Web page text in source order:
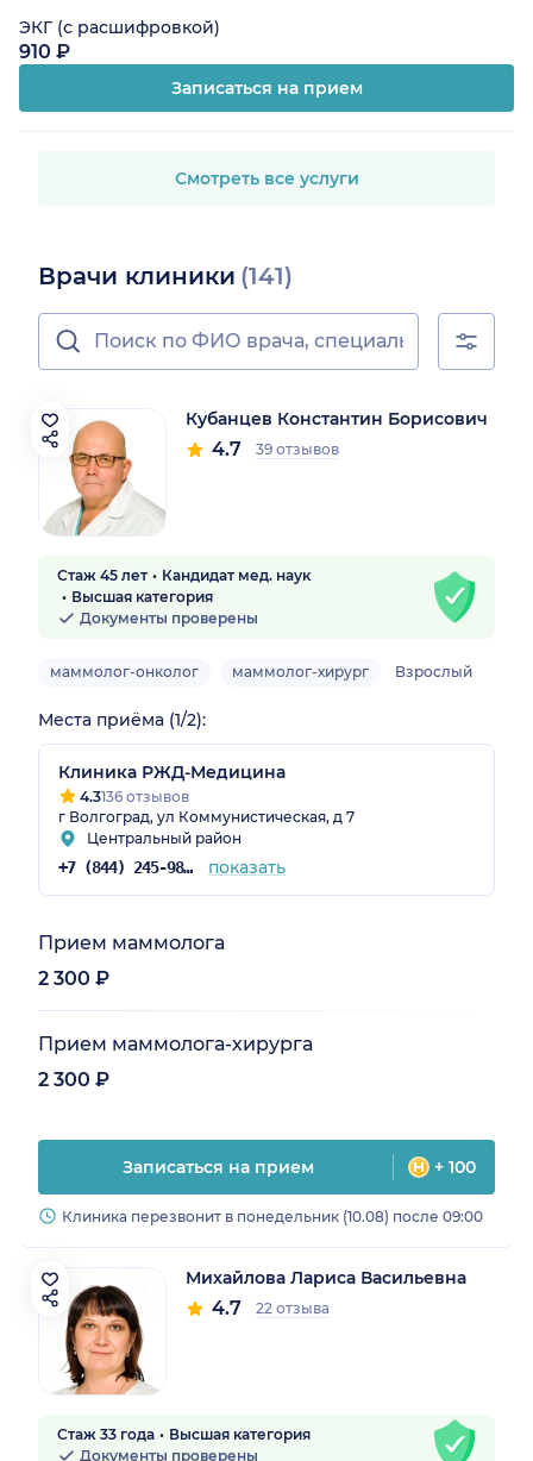
ЭКГ (с расшифровкой)
910 ₽
Записаться на прием
Смотреть все услуги
Врачи клиники (141)
Кубанцев Константин Борисович
4.7 39 отзывов
Стаж 45 лет
Кандидат мед. наук
Высшая категория
Документы проверены
маммолог-онколог маммолог-хирург Взрослый
Места приёма (1/2):
Клиника РЖД-Медицина
4.3136 отзывов
г Волгоград, ул Коммунистическая, д 7
Центральный район
+7 (844) 245-98-54 показать
Прием маммолога
2 300 ₽
Прием маммолога-хирурга
2 300 ₽
Записаться на прием + 100
Клиника перезвонит в понедельник (10.08) после 09:00
Михайлова Лариса Васильевна
4.7 22 отзыва
Стаж 33 года
Высшая категория
Документы проверены